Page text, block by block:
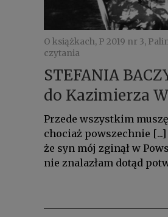
O książkach, P 2019 nr 3,
czytania
STEFANIA
do Kazimierza
Przede wszystkim muszę
chociaż powszechnie
że syn mój zginął w
nie znalazłam dotąd